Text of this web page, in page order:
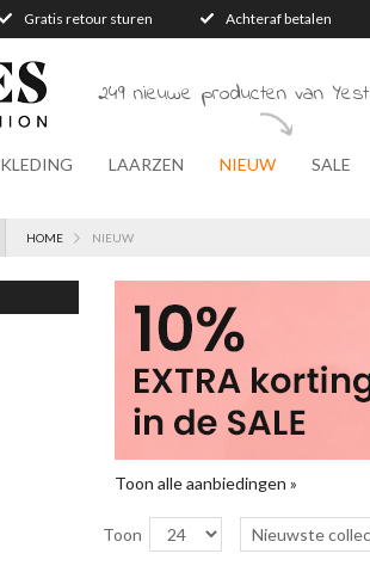
Gratis retour sturen Achteraf betalen
249 nieuwe producten van Yest
KLEDING LAARZEN NIEUW SALE
HOME NIEUW
Toon alle aanbiedingen »
Toon